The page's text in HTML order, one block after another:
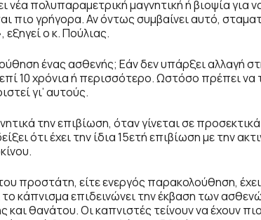
νέα πολυπαραμετρική μαγνητική ή βιοψία για
πιο γρήγορα. Αν όντως συμβαίνει αυτό,
ο κ. Πούλιας.
ένας ασθενής; Εάν δεν υπάρξει αλλαγή
10 χρόνια ή περισσότερο. Ωστόσο πρέπει
γι’ αυτούς.
την επιβίωση, όταν γίνεται σε
ότι έχει την ίδια 15ετή επιβίωση με την
προστάτη, είτε ενεργός παρακολούθηση,
το κάπνισμα επιδεινώνει την έκβαση των
θανάτου. Οι καπνιστές τείνουν να έχουν